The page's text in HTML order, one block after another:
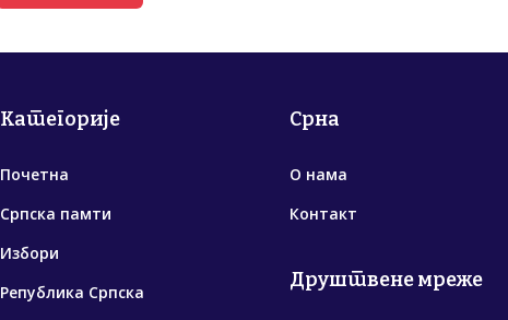
Категорије
Почетна
Српска памти
Избори
Република Српска
Срна
О нама
Контакт
Друштвене мреже